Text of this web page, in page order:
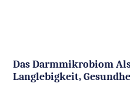
Das Darmmikrobiom
Langlebigkeit,